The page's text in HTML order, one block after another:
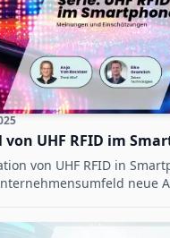
von UHF RFID im
von UHF RFID in
neue
der